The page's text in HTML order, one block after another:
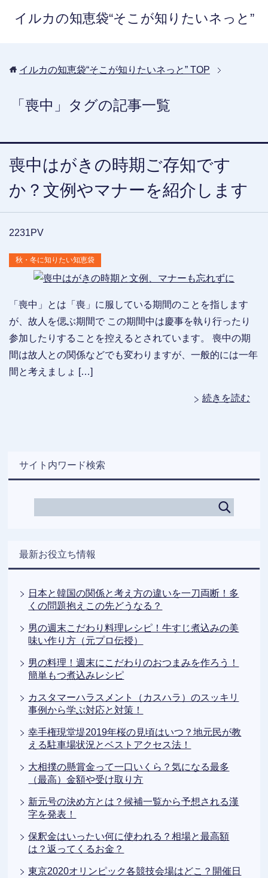
イルカの知恵袋“そこが知りたいネっと”
イルカの知恵袋“そこが知りたいネっと” TOP
「喪中」タグの記事一覧
喪中はがきの時期ご存知です
か？文例やマナーを紹介します
2231PV
秋・冬に知りたい知恵袋
「喪中」とは「喪」に服している期間のことを指します
が、故人を偲ぶ期間で この期間中は慶事を執り行ったり
参加したりすることを控えるとされています。 喪中の期
間は故人との関係などでも変わりますが、一般的には一年
間と考えましょ […]
続きを読む
サイト内ワード検索
最新お役立ち情報
日本と韓国の関係と考え方の違いを一刀両断！多
くの問題抱えこの先どうなる？
男の週末こだわり料理レシピ！牛すじ煮込みの美
味い作り方（元プロ伝授）
男の料理！週末にこだわりのおつまみを作ろう！
簡単もつ煮込みレシピ
カスタマーハラスメント（カスハラ）のスッキリ
事例から学ぶ対応と対策！
幸手権現堂堤2019年桜の見頃はいつ？地元民が教
える駐車場状況とベストアクセス法！
大相撲の懸賞金って一口いくら？気になる最多
（最高）金額や受け取り方
新元号の決め方とは？候補一覧から予想される漢
字を発表！
保釈金はいったい何に使われる？相場と最高額
は？返ってくるお金？
東京2020オリンピック各競技会場はどこ？開催日